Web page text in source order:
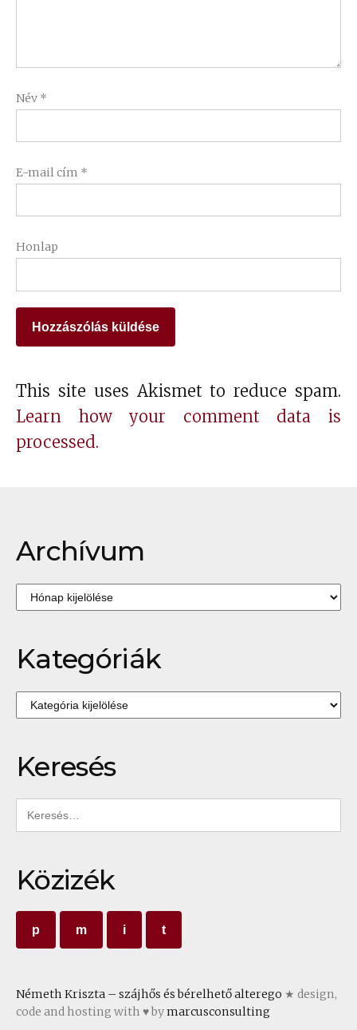
Név *
E-mail cím *
Honlap
This site uses Akismet to reduce spam.
Learn how your comment data is
processed.
Archívum
Archívum
Kategóriák
Kategóriák
Keresés
Keresés:
Közizék
p m i t
Németh Kriszta – szájhős és bérelhető alterego ★ design,
code and hosting with ♥ bymarcusconsulting